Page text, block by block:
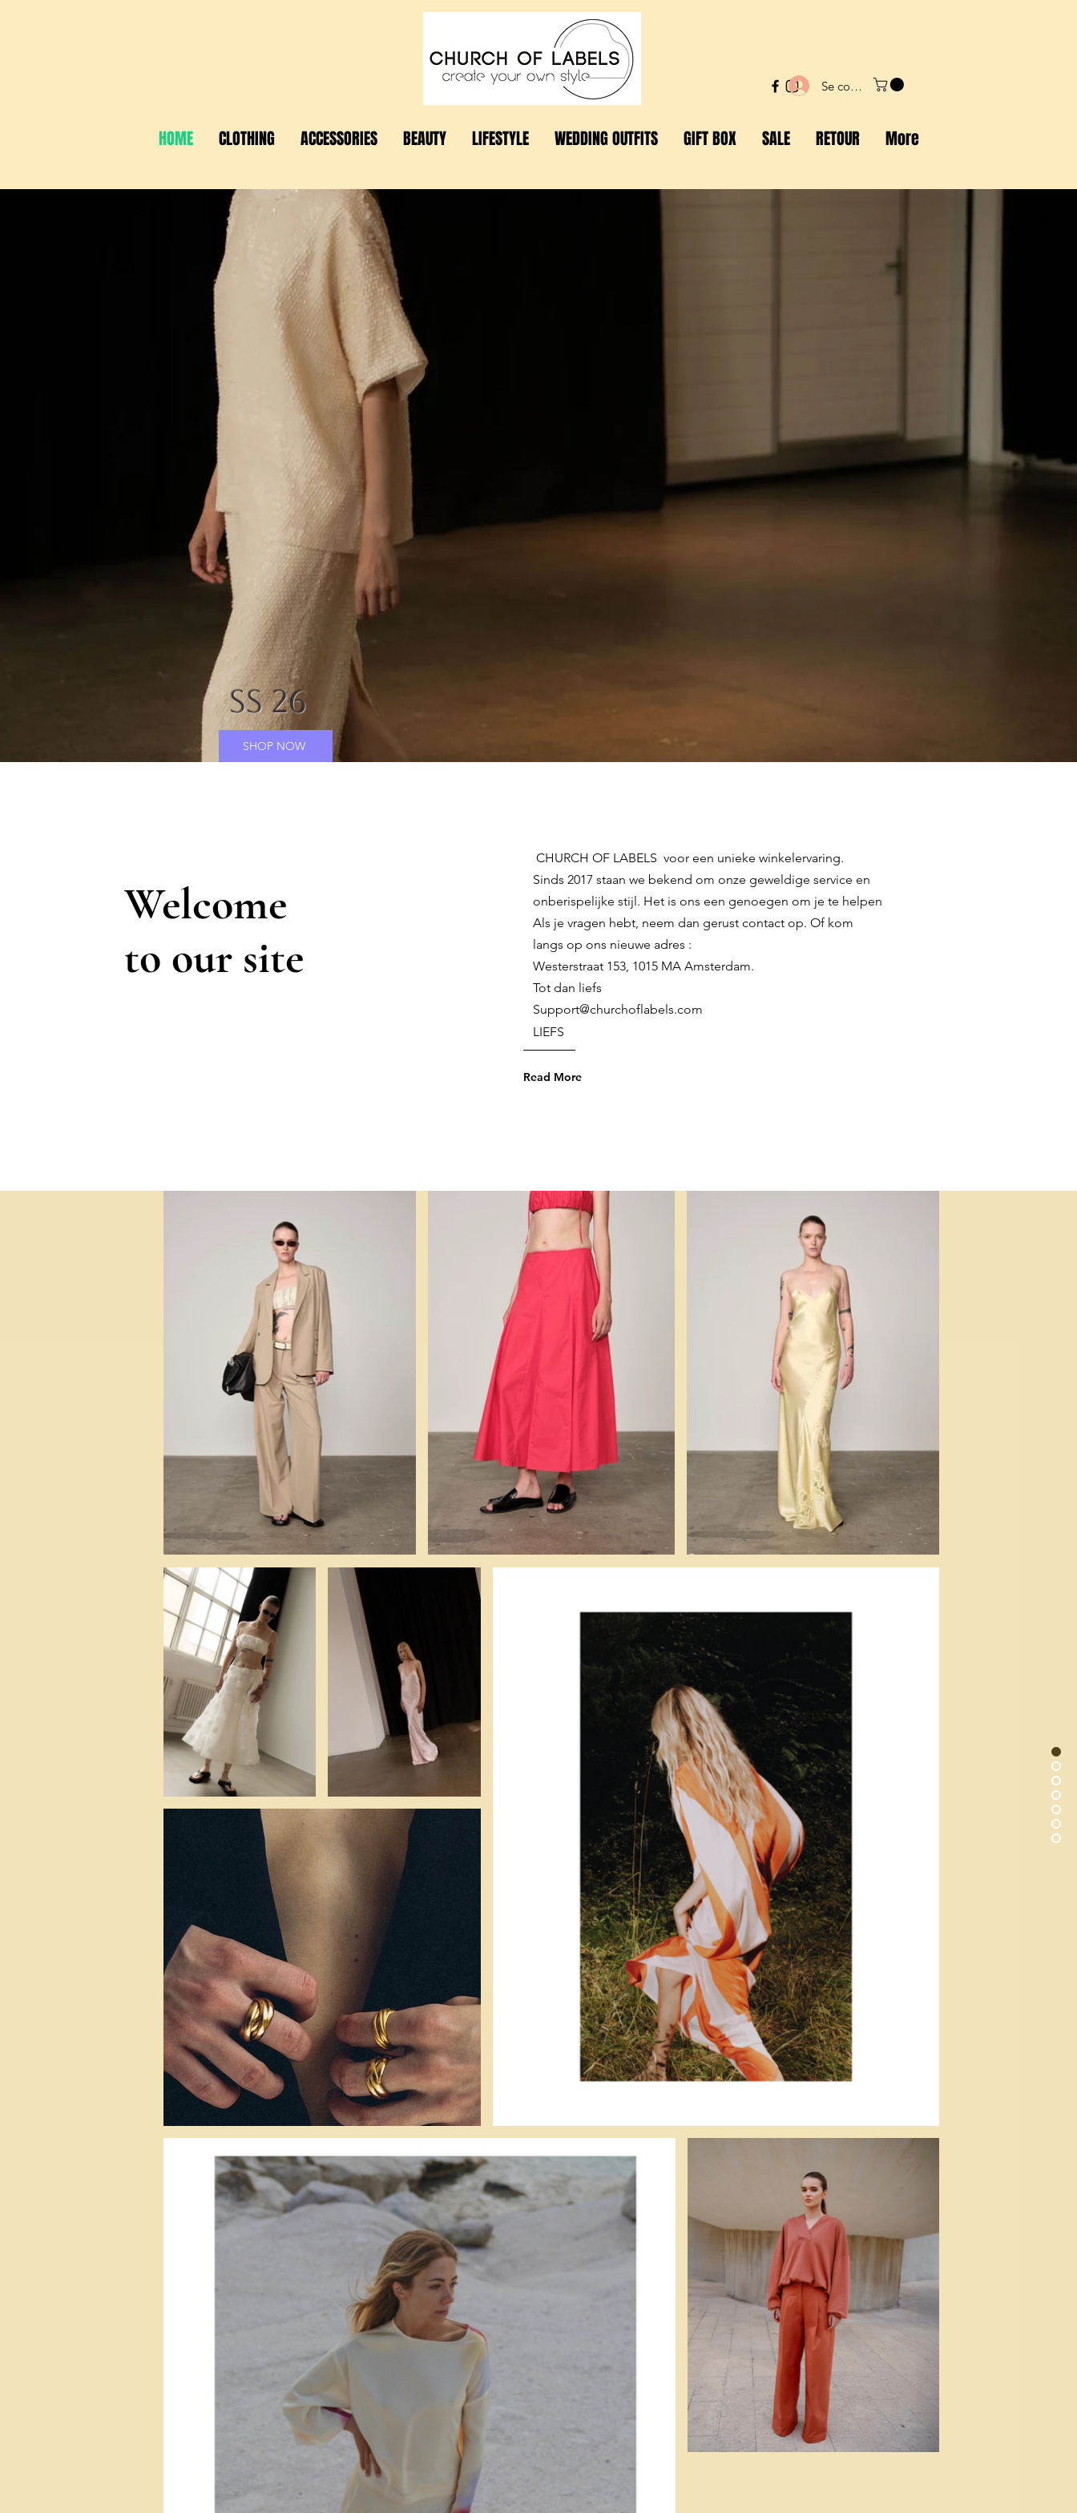
Se connecter
HOME CLOTHING ACCESSORIES BEAUTY LIFESTYLE WEDDING OUTFITS GIFT BOX SALE RETOUR More
SS 26
SHOP NOW
Welcome
to our site
CHURCH OF LABELS voor een unieke winkelervaring.
Sinds 2017 staan we bekend om onze geweldige service en
onberispelijke stijl. Het is ons een genoegen om je te helpen
Als je vragen hebt, neem dan gerust contact op. Of kom
langs op ons nieuwe adres :
Westerstraat 153, 1015 MA Amsterdam.
Tot dan liefs
Support@churchoflabels.com
LIEFS
Read More
Get Inspired